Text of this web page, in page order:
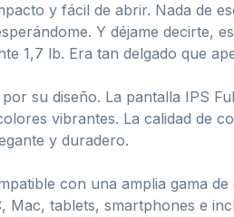
y fácil de abrir. Nada de
Y déjame decirte,
1,7 lb. Era tan delgado que
su diseño. La pantalla IPS
vibrantes. La calidad de
y duradero.
con una amplia gama
tablets, smartphones e